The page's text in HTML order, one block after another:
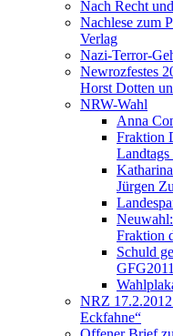
Nach Recht
Nachlese zum
Verlag
Nazi-Terror-
Newrozfestes
Horst Dotten
NRW-Wahl
Anna
Fraktion
Jürgen
Fraktion
Schuld
NRZ
Eckfahne“